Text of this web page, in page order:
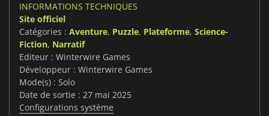
INFORMATIONS TECHNIQUES
Site officiel
Catégories : Aventure, Puzzle, Plateforme, Science-
Fiction, Narratif
Editeur : Winterwire Games
Développeur : Winterwire Games
Mode(s) : Solo
Date de sortie : 27 mai 2025
Configurations système